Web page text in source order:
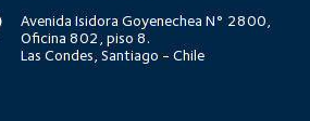
Avenida Isidora Goyenechea N° 2800,
Oficina 802, piso 8.
Las Condes, Santiago - Chile